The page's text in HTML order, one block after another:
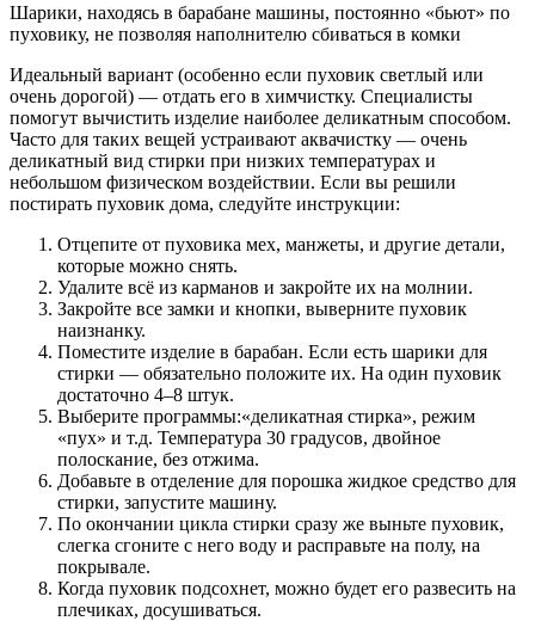
Шарики, находясь в барабане машины, постоянно «бьют» по
пуховику, не позволяя наполнителю сбиваться в комки
Идеальный вариант (особенно если пуховик светлый или
очень дорогой) — отдать его в химчистку. Специалисты
помогут вычистить изделие наиболее деликатным способом.
Часто для таких вещей устраивают аквачистку — очень
деликатный вид стирки при низких температурах и
небольшом физическом воздействии. Если вы решили
постирать пуховик дома, следуйте инструкции:
Отцепите от пуховика мех, манжеты, и другие детали,
которые можно снять.
Удалите всё из карманов и закройте их на молнии.
Закройте все замки и кнопки, выверните пуховик
наизнанку.
Поместите изделие в барабан. Если есть шарики для
стирки — обязательно положите их. На один пуховик
достаточно 4–8 штук.
Выберите программы:«деликатная стирка», режим
«пух» и т.д. Температура 30 градусов, двойное
полоскание, без отжима.
Добавьте в отделение для порошка жидкое средство для
стирки, запустите машину.
По окончании цикла стирки сразу же выньте пуховик,
слегка сгоните с него воду и расправьте на полу, на
покрывале.
Когда пуховик подсохнет, можно будет его развесить на
плечиках, досушиваться.